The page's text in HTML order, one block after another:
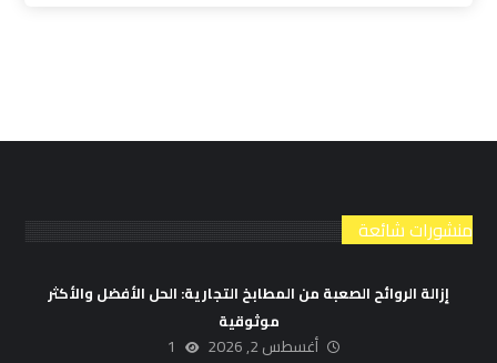
منشورات شائعة
إزالة الروائح الصعبة من المطابخ التجارية: الحل الأفضل والأكثر
موثوقية
أغسطس 2, 2026 1